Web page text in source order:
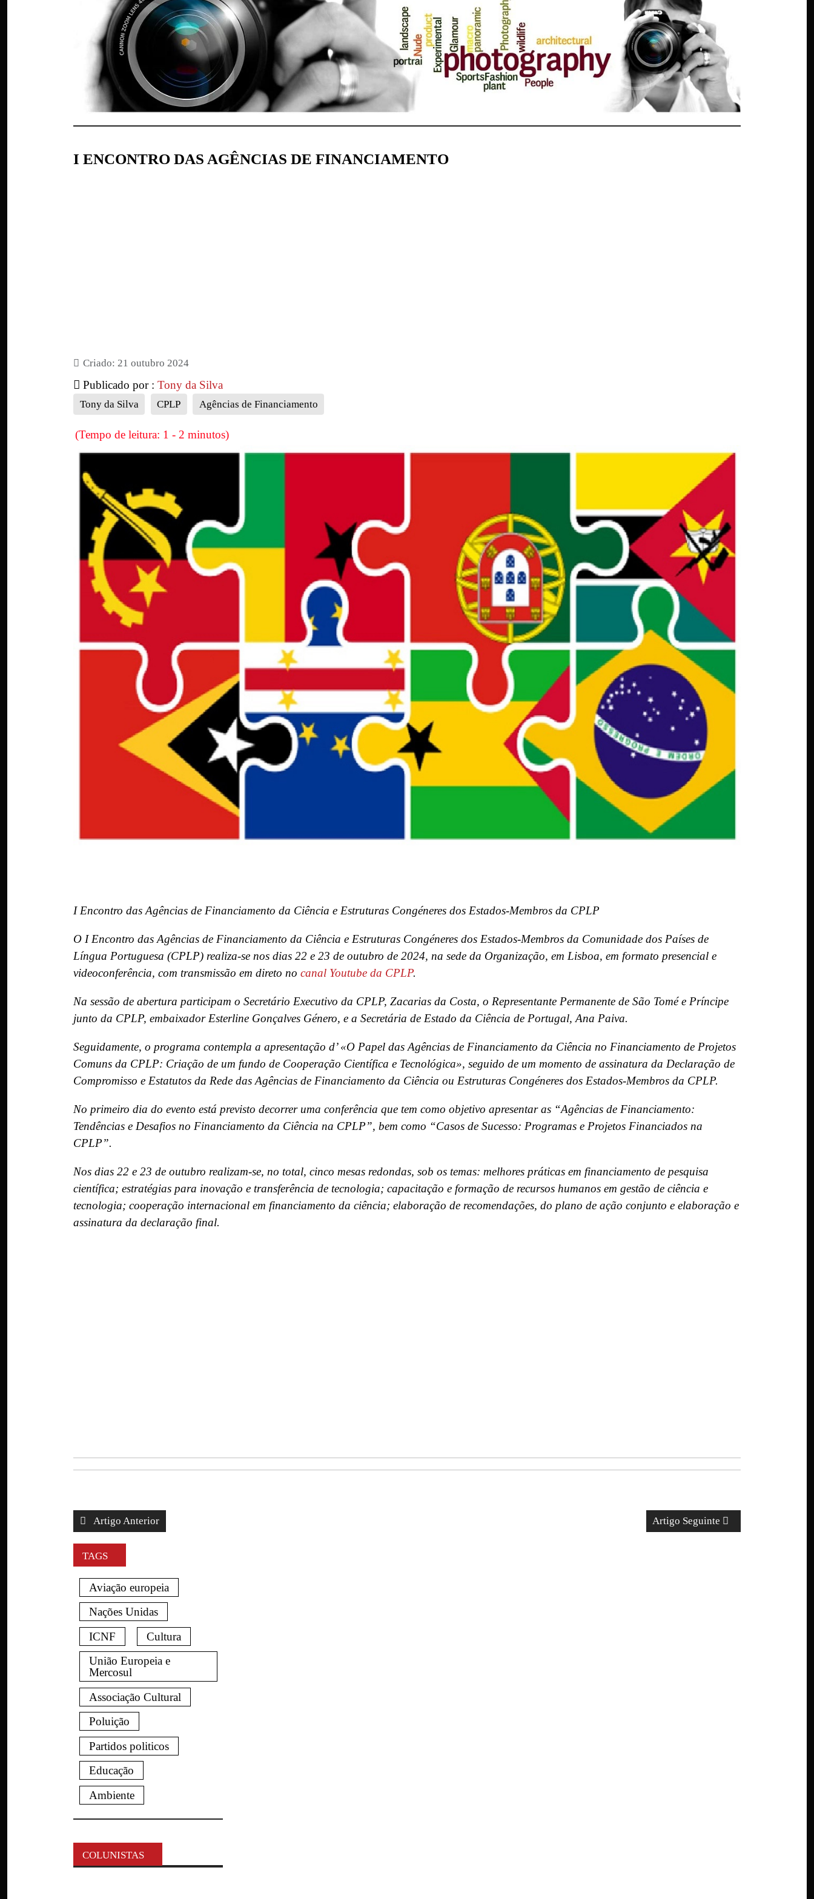
I ENCONTRO DAS AGÊNCIAS DE FINANCIAMENTO
Criado: 21 outubro 2024
Publicado por : Tony da Silva
Tony da Silva CPLP Agências de Financiamento
(Tempo de leitura: 1 - 2 minutos)
I Encontro das Agências de Financiamento da Ciência e Estruturas Congéneres dos Estados-Membros da CPLP
O I Encontro das Agências de Financiamento da Ciência e Estruturas Congéneres dos Estados-Membros da Comunidade dos Países de
Língua Portuguesa (CPLP) realiza-se nos dias 22 e 23 de outubro de 2024, na sede da Organização, em Lisboa, em formato presencial e
videoconferência, com transmissão em direto no canal Youtube da CPLP.
Na sessão de abertura participam o Secretário Executivo da CPLP, Zacarias da Costa, o Representante Permanente de São Tomé e Príncipe
junto da CPLP, embaixador Esterline Gonçalves Género, e a Secretária de Estado da Ciência de Portugal, Ana Paiva.
Seguidamente, o programa contempla a apresentação d’ «O Papel das Agências de Financiamento da Ciência no Financiamento de Projetos
Comuns da CPLP: Criação de um fundo de Cooperação Científica e Tecnológica», seguido de um momento de assinatura da Declaração de
Compromisso e Estatutos da Rede das Agências de Financiamento da Ciência ou Estruturas Congéneres dos Estados-Membros da CPLP.
No primeiro dia do evento está previsto decorrer uma conferência que tem como objetivo apresentar as “Agências de Financiamento:
Tendências e Desafios no Financiamento da Ciência na CPLP”, bem como “Casos de Sucesso: Programas e Projetos Financiados na
CPLP”.
Nos dias 22 e 23 de outubro realizam-se, no total, cinco mesas redondas, sob os temas: melhores práticas em financiamento de pesquisa
científica; estratégias para inovação e transferência de tecnologia; capacitação e formação de recursos humanos em gestão de ciência e
tecnologia; cooperação internacional em financiamento da ciência; elaboração de recomendações, do plano de ação conjunto e elaboração e
assinatura da declaração final.
Artigo Anterior Artigo Seguinte
TAGS
Aviação europeia
Nações Unidas
ICNF
Cultura
União Europeia e
Mercosul
Associação Cultural
Poluição
Partidos politicos
Educação
Ambiente
COLUNISTAS